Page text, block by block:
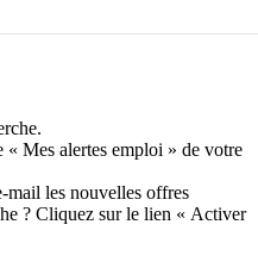
Mes alertes emploi » de votre
mail les nouvelles offres
? Cliquez sur le lien « Activer